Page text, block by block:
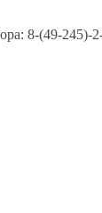
8-(49-245)-